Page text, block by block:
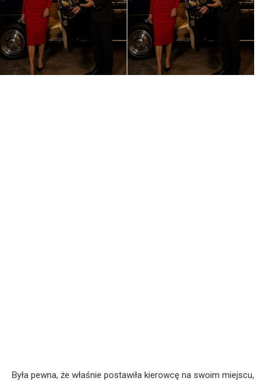
Była pewna, że właśnie postawiła kierowcę na swoim miejscu,